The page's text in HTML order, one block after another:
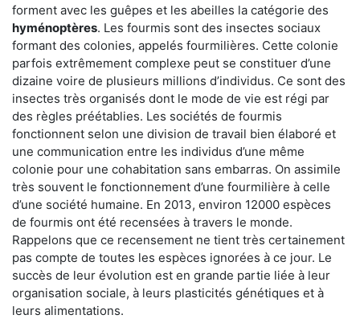
forment avec les guêpes et les abeilles la catégorie des
hyménoptères. Les fourmis sont des insectes sociaux
formant des colonies, appelés fourmilières. Cette colonie
parfois extrêmement complexe peut se constituer d’une
dizaine voire de plusieurs millions d’individus. Ce sont des
insectes très organisés dont le mode de vie est régi par
des règles préétablies. Les sociétés de fourmis
fonctionnent selon une division de travail bien élaboré et
une communication entre les individus d’une même
colonie pour une cohabitation sans embarras. On assimile
très souvent le fonctionnement d’une fourmilière à celle
d’une société humaine. En 2013, environ 12000 espèces
de fourmis ont été recensées à travers le monde.
Rappelons que ce recensement ne tient très certainement
pas compte de toutes les espèces ignorées à ce jour. Le
succès de leur évolution est en grande partie liée à leur
organisation sociale, à leurs plasticités génétiques et à
leurs alimentations.